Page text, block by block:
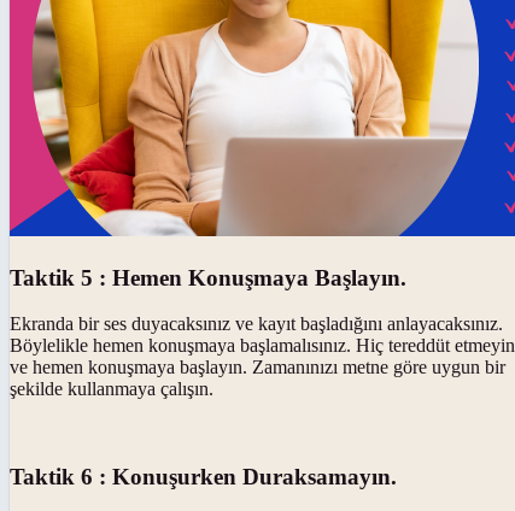
Taktik 5 : Hemen Konuşmaya Başlayın.
Ekranda bir ses duyacaksınız ve kayıt başladığını anlayacaksınız.
Böylelikle hemen konuşmaya başlamalısınız. Hiç tereddüt etmeyin
ve hemen konuşmaya başlayın. Zamanınızı metne göre uygun bir
şekilde kullanmaya çalışın.
Taktik 6 : Konuşurken Duraksamayın.